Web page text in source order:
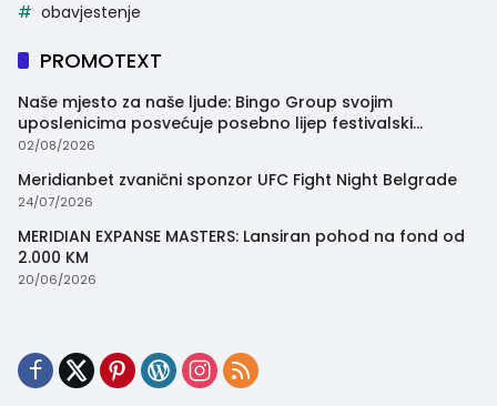
obavjestenje
PROMOTEXT
Naše mjesto za naše ljude: Bingo Group svojim
uposlenicima posvećuje posebno lijep festivalski
trenutak
02/08/2026
Meridianbet zvanični sponzor UFC Fight Night Belgrade
24/07/2026
MERIDIAN EXPANSE MASTERS: Lansiran pohod na fond od
2.000 KM
20/06/2026